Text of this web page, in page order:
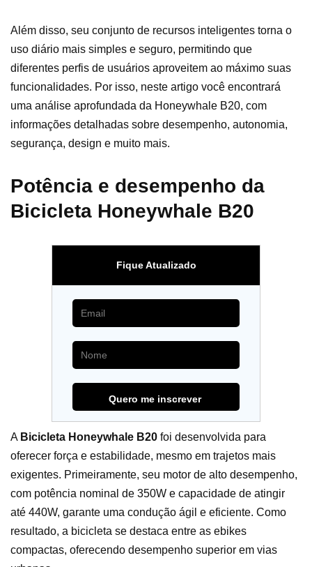
Além disso, seu conjunto de recursos inteligentes torna o
uso diário mais simples e seguro, permitindo que
diferentes perfis de usuários aproveitem ao máximo suas
funcionalidades. Por isso, neste artigo você encontrará
uma análise aprofundada da Honeywhale B20, com
informações detalhadas sobre desempenho, autonomia,
segurança, design e muito mais.
Potência e desempenho da
Bicicleta Honeywhale B20
Fique Atualizado
A Bicicleta Honeywhale B20 foi desenvolvida para
oferecer força e estabilidade, mesmo em trajetos mais
exigentes. Primeiramente, seu motor de alto desempenho,
com potência nominal de 350W e capacidade de atingir
até 440W, garante uma condução ágil e eficiente. Como
resultado, a bicicleta se destaca entre as ebikes
compactas, oferecendo desempenho superior em vias